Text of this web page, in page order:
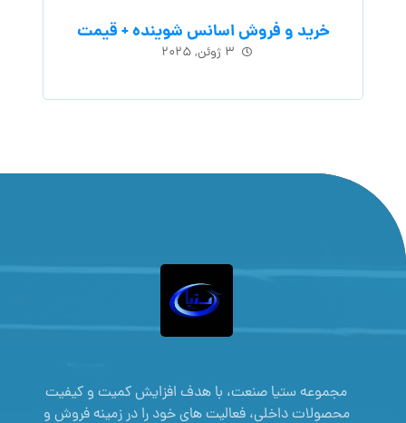
خرید و فروش اسانس شوینده + قیمت
۳ ژوئن, ۲۰۲۵
مجموعه ستیا صنعت، با هدف افزایش کمیت و کیفیت
محصولات داخلی، فعالیت های خود را در زمینه فروش و